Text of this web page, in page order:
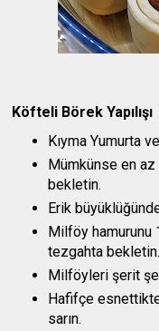
Köfteli Börek Yapılışı
Kıyma Yumurta
Mümkünse en az
bekletin.
Erik
Milföy
tezgahta bekletin.
Milföyleri şerit
Hafifçe
sarın.